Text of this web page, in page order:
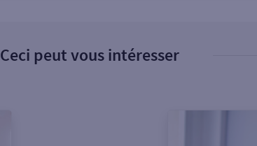
Ceci peut vous intéresser